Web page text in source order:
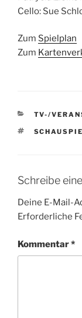
Cello: Sue
Zum Spielplan
Zum
TV-/
Schreibe
Deine E-Mail-
Erforderliche
Kommentar*